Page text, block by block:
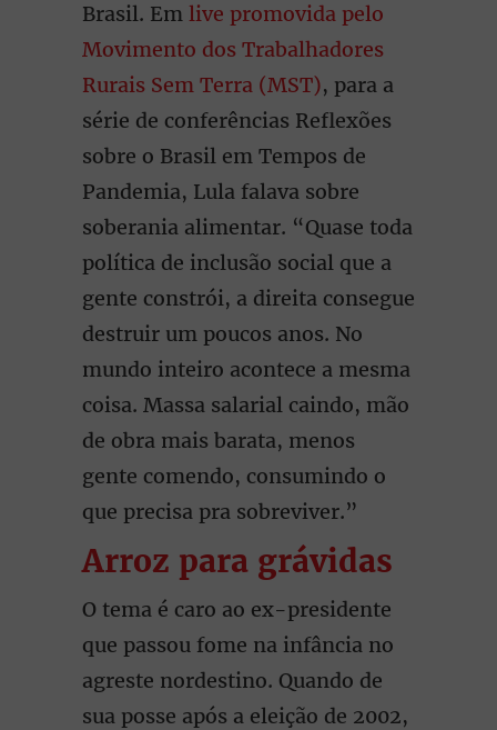
Brasil. Em live promovida pelo
Movimento dos Trabalhadores
Rurais Sem Terra (MST), para a
série de conferências Reflexões
sobre o Brasil em Tempos de
Pandemia, Lula falava sobre
soberania alimentar. “Quase toda
política de inclusão social que a
gente constrói, a direita consegue
destruir um poucos anos. No
mundo inteiro acontece a mesma
coisa. Massa salarial caindo, mão
de obra mais barata, menos
gente comendo, consumindo o
que precisa pra sobreviver.”
Arroz para grávidas
O tema é caro ao ex-presidente
que passou fome na infância no
agreste nordestino. Quando de
sua posse após a eleição de 2002,